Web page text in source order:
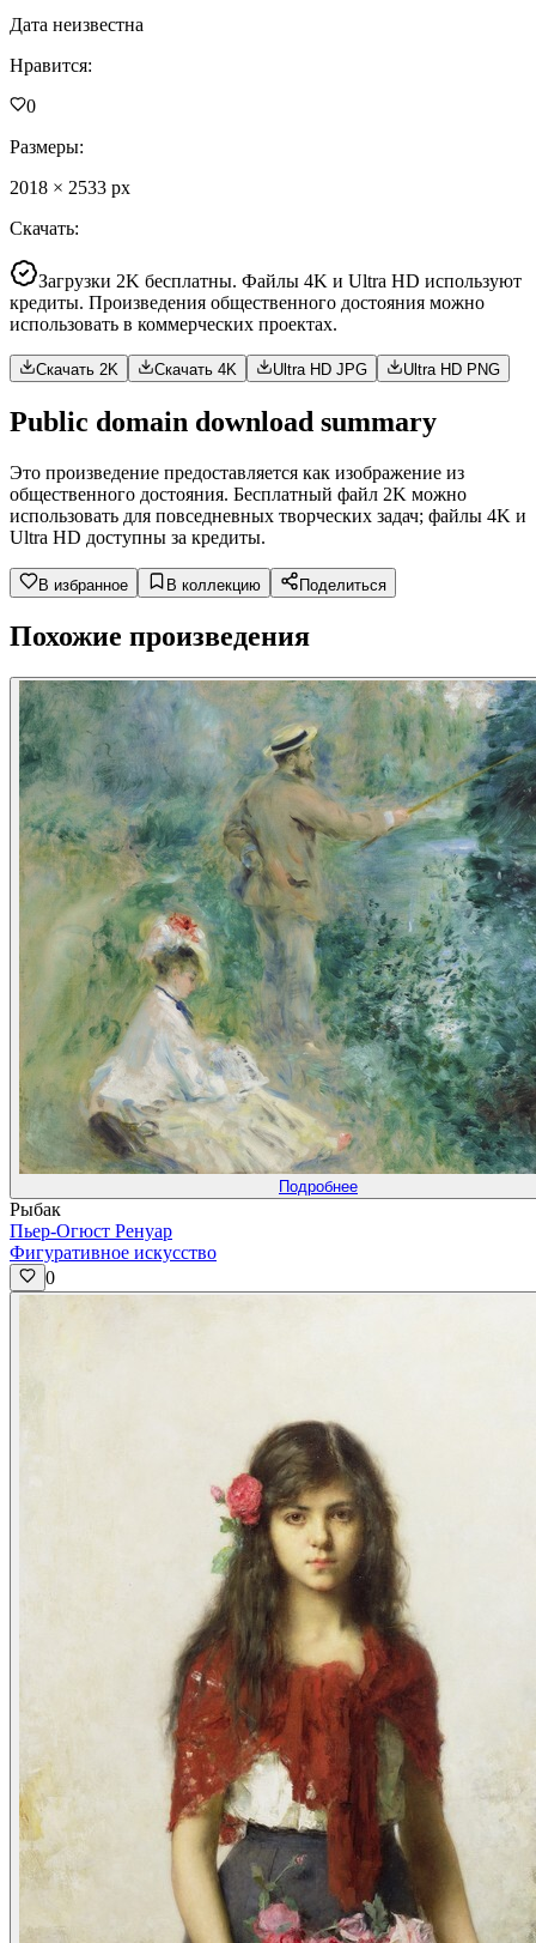
Дата неизвестна
Нравится:
0
Размеры:
2018 × 2533 px
Скачать:
Загрузки 2K бесплатны. Файлы 4K и Ultra HD используют
кредиты. Произведения общественного достояния можно
использовать в коммерческих проектах.
Скачать 2K Скачать 4K Ultra HD JPG Ultra HD PNG
Public domain download summary
Это произведение предоставляется как изображение из
общественного достояния. Бесплатный файл 2K можно
использовать для повседневных творческих задач; файлы 4K и
Ultra HD доступны за кредиты.
В избранное В коллекцию Поделиться
Похожие произведения
Подробнее
Рыбак
Пьер-Огюст Ренуар
Фигуративное искусство
0